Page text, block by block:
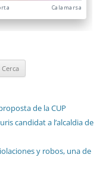
de la CUP
candidat a l’alcaldia de
y robos, una de